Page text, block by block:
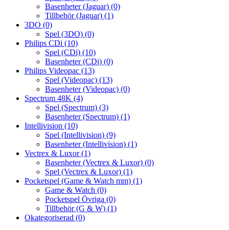
Basenheter (Jaguar) (0)
Tillbehör (Jaguar) (1)
3DO (0)
Spel (3DO) (0)
Philips CDi (10)
Spel (CDi) (10)
Basenheter (CDi) (0)
Philips Videopac (13)
Spel (Videopac) (13)
Basenheter (Videopac) (0)
Spectrum 48K (4)
Spel (Spectrum) (3)
Basenheter (Spectrum) (1)
Intellivision (10)
Spel (Intellivision) (9)
Basenheter (Intellivision) (1)
Vectrex & Luxor(1)
Basenheter (Vectrex & Luxor) (0)
Spel (Vectrex & Luxor) (1)
Pocketspel (Game & Watch mm) (1)
Game & Watch (0)
Pocketspel Övriga (0)
Tillbehör (G & W) (1)
Okategoriserad (0)